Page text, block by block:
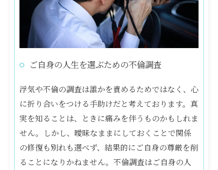
ご自身の人生を選ぶための不倫調査
浮気や不倫の調査は誰かを責めるためではなく、心
に折り合いをつける手助けだと考えております。真
実を知ることは、ときに痛みを伴うものかもしれま
せん。しかし、曖昧なままにしておくことで関係
の修復も別れも選べず、結果的にご自身の尊厳を削
ることになりかねません。不倫調査はご自身の人